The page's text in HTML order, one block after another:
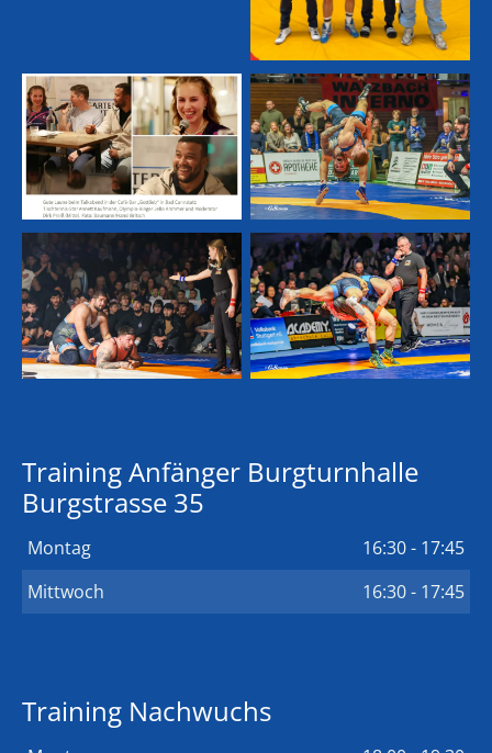
Training Anfänger Burgturnhalle
Burgstrasse 35
Montag
16:30 - 17:45
Mittwoch
16:30 - 17:45
Training Nachwuchs